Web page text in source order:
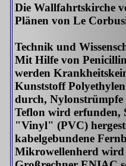
Die Wallfahrtskirche
Plänen von Le
Technik und
Mit Hilfe von
werden
Kunststoff
durch, Nylonstrümpfe
Teflon wird erfunden,
"Vinyl" (PVC)
kabelgebundene
Mikrowellenherd wird